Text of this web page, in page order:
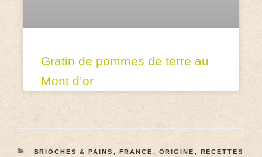
Gratin de pommes de terre au
Mont d’or
BRIOCHES & PAINS , FRANCE , ORIGINE , RECETTES